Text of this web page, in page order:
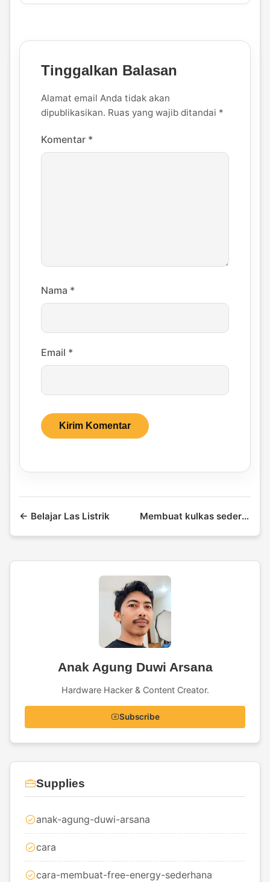
Tinggalkan Balasan
Alamat email Anda tidak akan
dipublikasikan. Ruas yang wajib ditandai *
Komentar *
Nama *
Email *
← Belajar Las Listrik Membuat kulkas sederhana →
Anak Agung Duwi Arsana
Hardware Hacker & Content Creator.
Subscribe
Supplies
anak-agung-duwi-arsana
cara
cara-membuat-free-energy-sederhana